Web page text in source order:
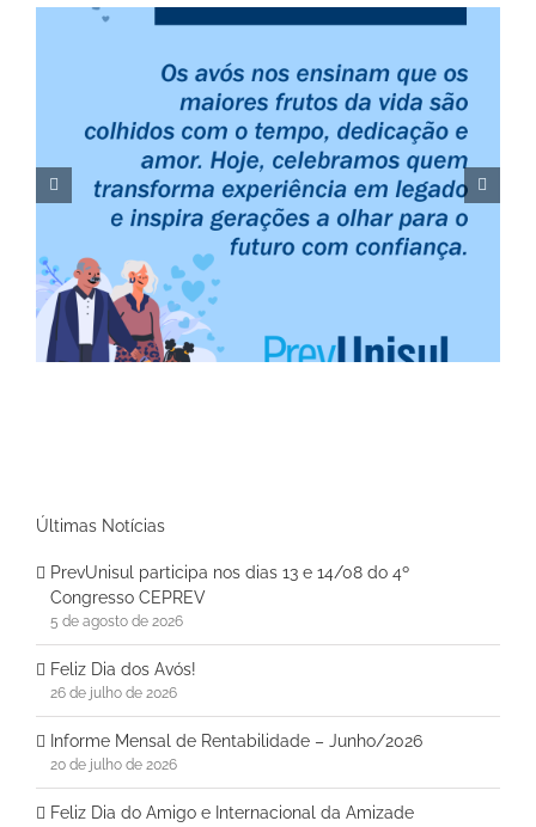
Feliz Dia do Amigo e Internacional da Amizade
Últimas Notícias
PrevUnisul participa nos dias 13 e 14/08 do 4º
Congresso CEPREV
5 de agosto de 2026
Feliz Dia dos Avós!
26 de julho de 2026
Informe Mensal de Rentabilidade – Junho/2026
20 de julho de 2026
Feliz Dia do Amigo e Internacional da Amizade